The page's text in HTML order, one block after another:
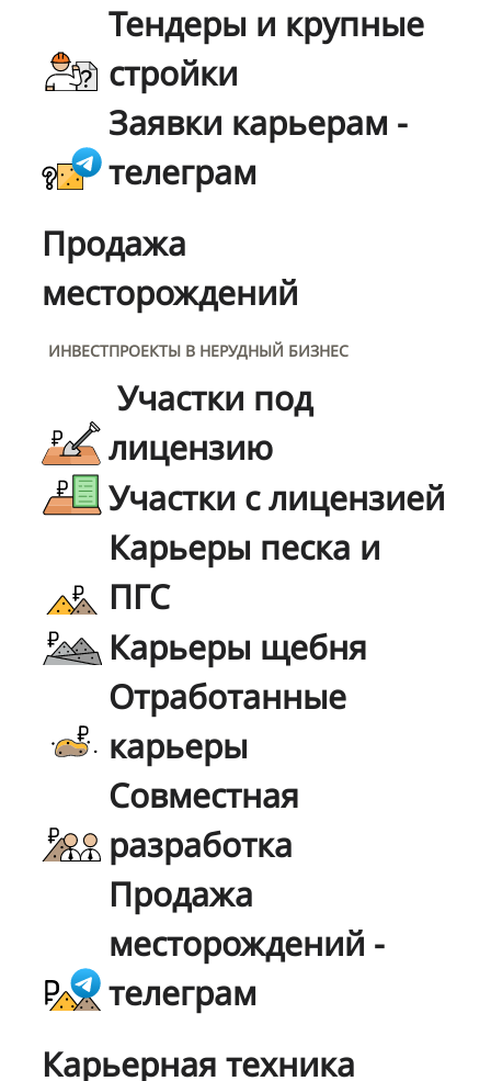
Тендеры и крупные
стройки
Заявки карьерам -
телеграм
Продажа
месторождений
ИНВЕСТПРОЕКТЫ В НЕРУДНЫЙ БИЗНЕС
Участки под
лицензию
Участки с лицензией
Карьеры песка и
ПГС
Карьеры щебня
Отработанные
карьеры
Совместная
разработка
Продажа
месторождений -
телеграм
Карьерная техника